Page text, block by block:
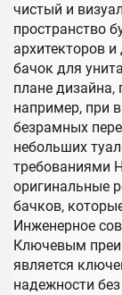
чистый и
пространство
архитекторов
бачок для
плане
например, при
безрамных
небольших
требованиями
оригинальные
бачков,
Инженерное
Ключевым
является
надежности без